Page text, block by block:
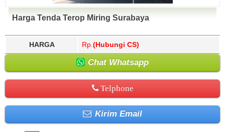
Harga Tenda Terop Miring Surabaya
HARGA Rp. (Hubungi CS)
Chat Whatsapp
Telphone
Kirim Email